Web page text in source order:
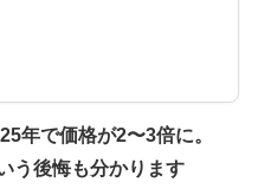
年で価格が2〜3倍に。
う後悔も分かります